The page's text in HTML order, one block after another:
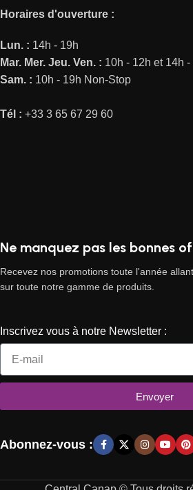
Horaires d'ouverture :
Lun. : 14h - 19h
Mar. Mer. Jeu. Ven. : 10h - 12h et 14h -
Sam. : 10h - 19h Non-Stop
Tél : +33 3 65 67 29 60
Ne manquez pas les bonnes
Recevez nos promotions toute l'année
sur toute notre gamme de produits.
Inscrivez vous à notre Newsletter :
Envoyer
Abonnez-vous :